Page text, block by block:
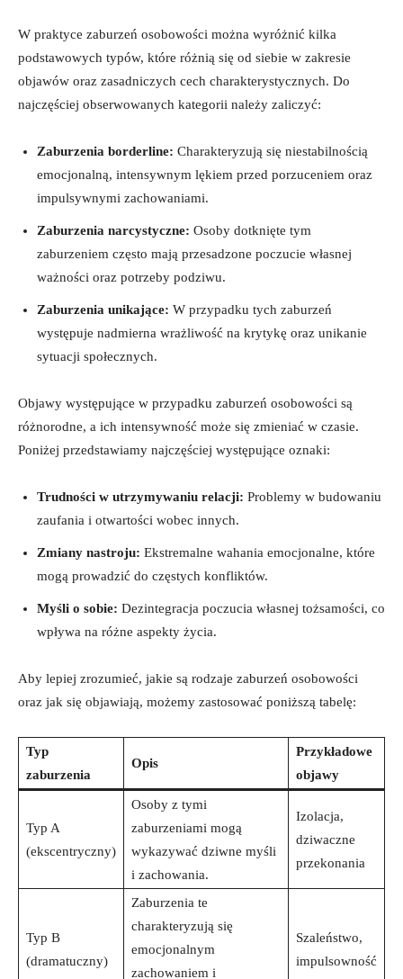
W praktyce zaburzeń osobowości można wyróżnić kilka​
podstawowych typów, które różnią się od siebie w zakresie
objawów oraz zasadniczych ⁢cech charakterystycznych. Do
najczęściej obserwowanych kategorii należy zaliczyć:
Zaburzenia borderline: Charakteryzują‍ się niestabilnością
emocjonalną, intensywnym lękiem przed porzuceniem oraz
‍impulsywnymi zachowaniami.
Zaburzenia narcystyczne: Osoby dotknięte tym
zaburzeniem często mają przesadzone poczucie własnej
ważności ‍oraz potrzeby podziwu.
Zaburzenia unikające: W przypadku tych ‍zaburzeń
występuje nadmierna‍ wrażliwość na krytykę oraz unikanie
sytuacji społecznych.
Objawy występujące w przypadku ⁢zaburzeń osobowości są
różnorodne, a ich intensywność może się zmieniać ‍w ​czasie.
Poniżej przedstawiamy⁢ najczęściej występujące⁤ oznaki:
Trudności w utrzymywaniu relacji: Problemy ⁤w ‌budowaniu
zaufania i otwartości wobec innych.
Zmiany nastroju: Ekstremalne wahania emocjonalne, które
mogą prowadzić do częstych konfliktów.
Myśli ‍o sobie: Dezintegracja ​poczucia ‌własnej tożsamości, co
wpływa na różne aspekty życia.
Aby lepiej zrozumieć, jakie są rodzaje zaburzeń osobowości
oraz jak się objawiają, możemy zastosować poniższą tabelę:
Typ
⁣zaburzenia
Opis
Przykładowe
objawy
Typ A
(ekscentryczny)
Osoby ‌z tymi
zaburzeniami mogą
wykazywać dziwne myśli
i zachowania.
Izolacja,
dziwaczne
przekonania
Typ B
(dramatuczny)
Zaburzenia⁤ te
charakteryzują‍ się
emocjonalnym
zachowaniem i
Szaleństwo,
impulsowność